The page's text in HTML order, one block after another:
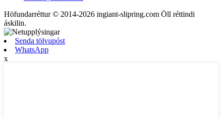
Höfundarréttur © 2014-2026 ingiant-slipring.com Öll réttindi
áskilin.
Senda tölvupóst
WhatsApp
x